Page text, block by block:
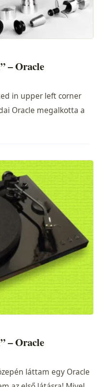
– Oracle
in upper left corner
Oracle megalkotta a
– Oracle
láttam egy Oracle